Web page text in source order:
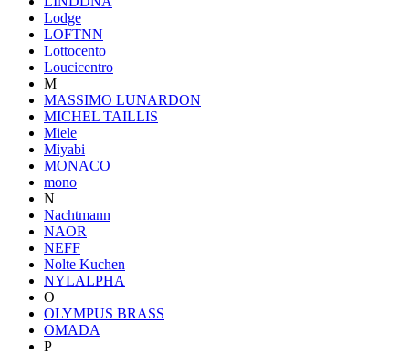
Lodge
LOFTNN
Lottocento
Loucicentro
M
MASSIMO LUNARDON
MICHEL TAILLIS
Miele
Miyabi
MONACO
mono
N
Nachtmann
NAOR
NEFF
Nolte Kuchen
NYLALPHA
O
OLYMPUS BRASS
OMADA
P